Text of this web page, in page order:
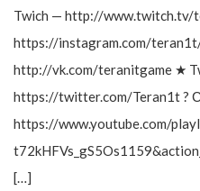
Twich — http://
https://instagram.com/
http://vk.com/teranitgame ★
https://twitter.com/Teran1t
https://www.youtube.com/
[…]